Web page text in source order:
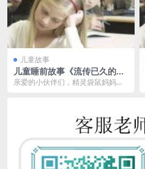
儿童故事
儿童睡前故事《流传已久的民
间故事》MP3免费打包 15集
亲爱的小伙伴们，精灵袋鼠妈妈开